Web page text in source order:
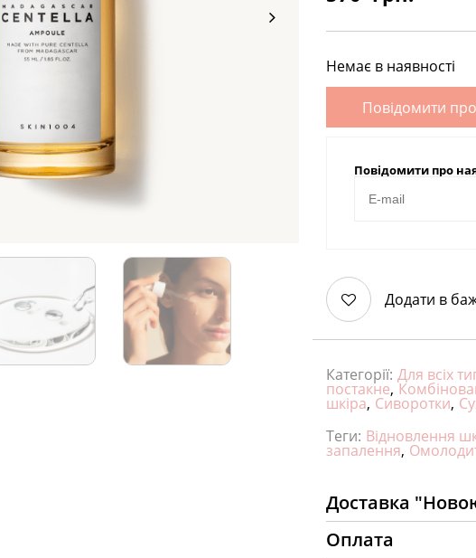
Немає в наявності
Повідомити
Повідомити про
Додати в
Категорії: Для всіх
постакне,
шкіра, Сиворотки,
Теги: Відновлення
запалення,
Доставка
Оплата